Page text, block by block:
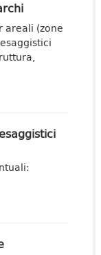
areali (zone